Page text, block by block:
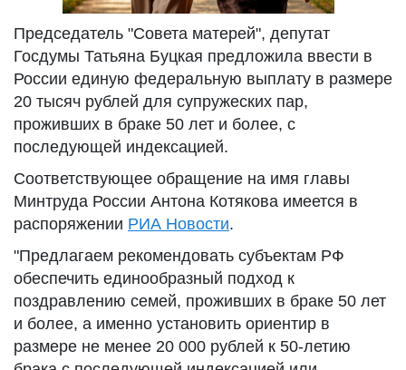
Председатель "Совета матерей", депутат
Госдумы Татьяна Буцкая предложила ввести в
России единую федеральную выплату в размере
20 тысяч рублей для супружеских пар,
проживших в браке 50 лет и более, с
последующей индексацией.
Соответствующее обращение на имя главы
Минтруда России Антона Котякова имеется в
распоряжении РИА Новости.
"Предлагаем рекомендовать субъектам РФ
обеспечить единообразный подход к
поздравлению семей, проживших в браке 50 лет
и более, а именно установить ориентир в
размере не менее 20 000 рублей к 50-летию